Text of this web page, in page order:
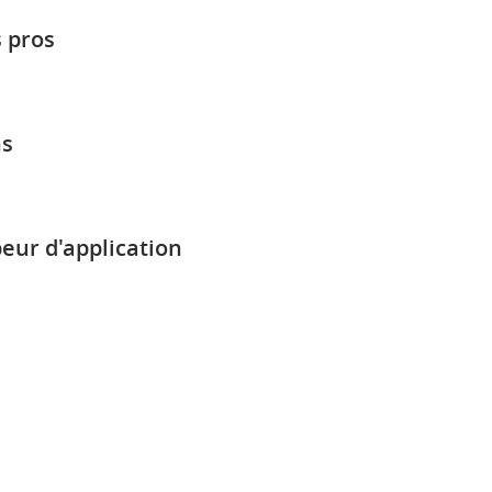
pros
d'application